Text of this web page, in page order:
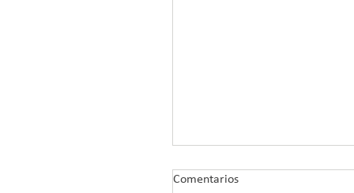
Comentarios